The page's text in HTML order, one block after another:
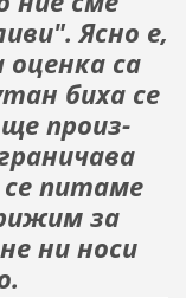
Ясно е,
са
биха се
ще произ­
питаме
за
ни носи